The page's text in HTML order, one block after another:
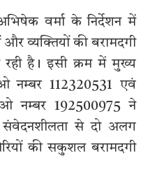
वर्मा के निर्देशन में
और व्यक्तियों की बरामदगी
रही है। इसी क्रम में मुख्य
नम्बर 112320531 एवं
नम्बर 192500975 ने
संवेदनशीलता से दो अलग
की सकुशल बरामदगी